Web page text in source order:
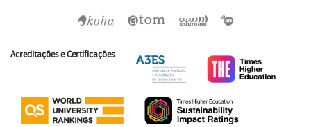
Acreditações e Certificações